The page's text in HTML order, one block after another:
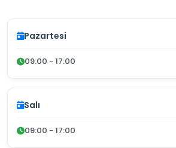
Pazartesi
09:00 - 17:00
Salı
09:00 - 17:00